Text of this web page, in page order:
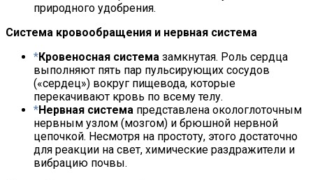
природного удобрения.
Система кровообращения и нервная система
Кровеносная система замкнутая. Роль сердца
выполняют пять пар пульсирующих сосудов
(«сердец») вокруг пищевода, которые
перекачивают кровь по всему телу.
Нервная система представлена окологлоточным
нервным узлом (мозгом) и брюшной нервной
цепочкой. Несмотря на простоту, этого достаточно
для реакции на свет, химические раздражители и
вибрацию почвы.